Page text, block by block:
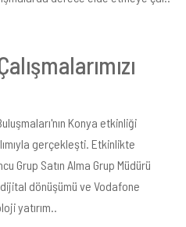
Konya etkinliği
gerçekleşti. Etkinlikte
Grup Satın Alma Grup Müdürü
dönüşümü ve Vodafone
yatırım..